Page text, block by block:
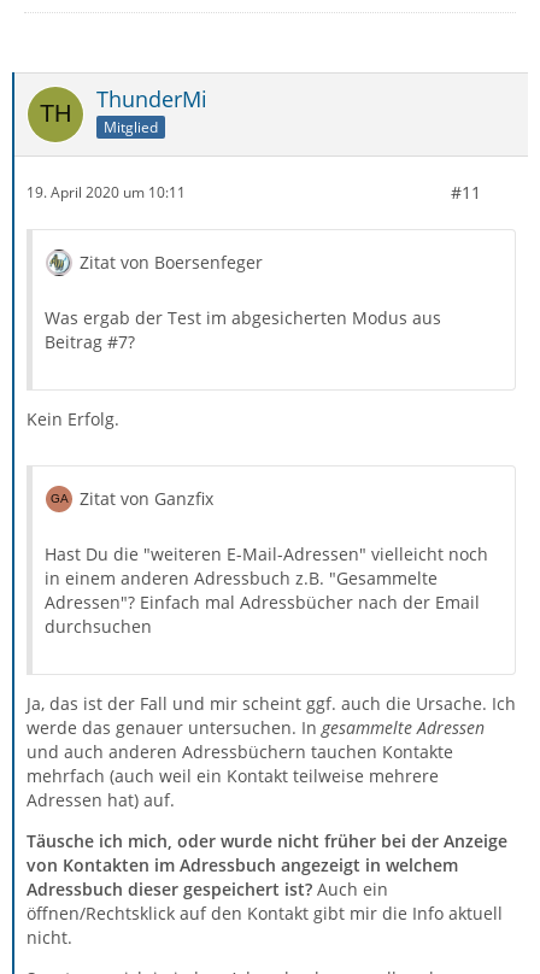
ThunderMi
Mitglied
19. April 2020 um 10:11 #11
Zitat von Boersenfeger
Was ergab der Test im abgesicherten Modus aus
Beitrag #7?
Kein Erfolg.
Zitat von Ganzfix
Hast Du die "weiteren E-Mail-Adressen" vielleicht noch
in einem anderen Adressbuch z.B. "Gesammelte
Adressen"? Einfach mal Adressbücher nach der Email
durchsuchen
Ja, das ist der Fall und mir scheint ggf. auch die Ursache. Ich
werde das genauer untersuchen. In gesammelte Adressen
und auch anderen Adressbüchern tauchen Kontakte
mehrfach (auch weil ein Kontakt teilweise mehrere
Adressen hat) auf.
Täusche ich mich, oder wurde nicht früher bei der Anzeige
von Kontakten im Adressbuch angezeigt in welchem
Adressbuch dieser gespeichert ist? Auch ein
öffnen/Rechtsklick auf den Kontakt gibt mir die Info aktuell
nicht.